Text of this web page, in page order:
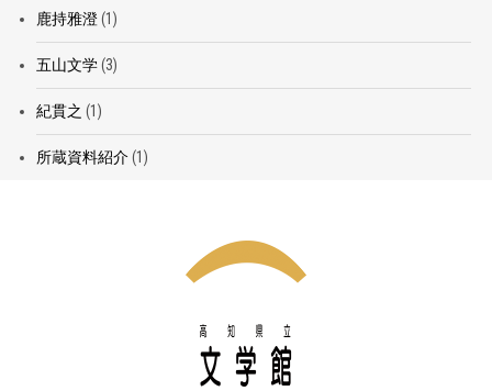
鹿持雅澄(1)
五山文学(3)
紀貫之 (1)
所蔵資料紹介(1)